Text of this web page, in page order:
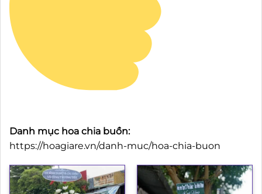
Danh mục hoa chia buồn:
https://hoagiare.vn/danh-muc/hoa-chia-buon